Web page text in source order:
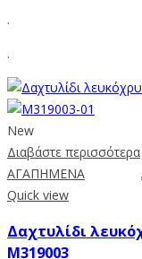
.
.
New
Διαβάστε περισσότερα
ΑΓΑΠΗΜΕΝΑ
Quick view
Δαχτυλίδι
M319003